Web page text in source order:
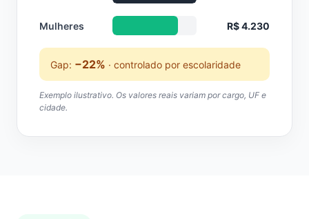
Mulheres R$ 4.230
Gap: −22% · controlado por escolaridade
Exemplo ilustrativo. Os valores reais variam por cargo, UF e
cidade.